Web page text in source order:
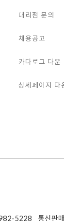
대리점 문의
채용공고
카다로그 다운
상세페이지 다
5228 통신판